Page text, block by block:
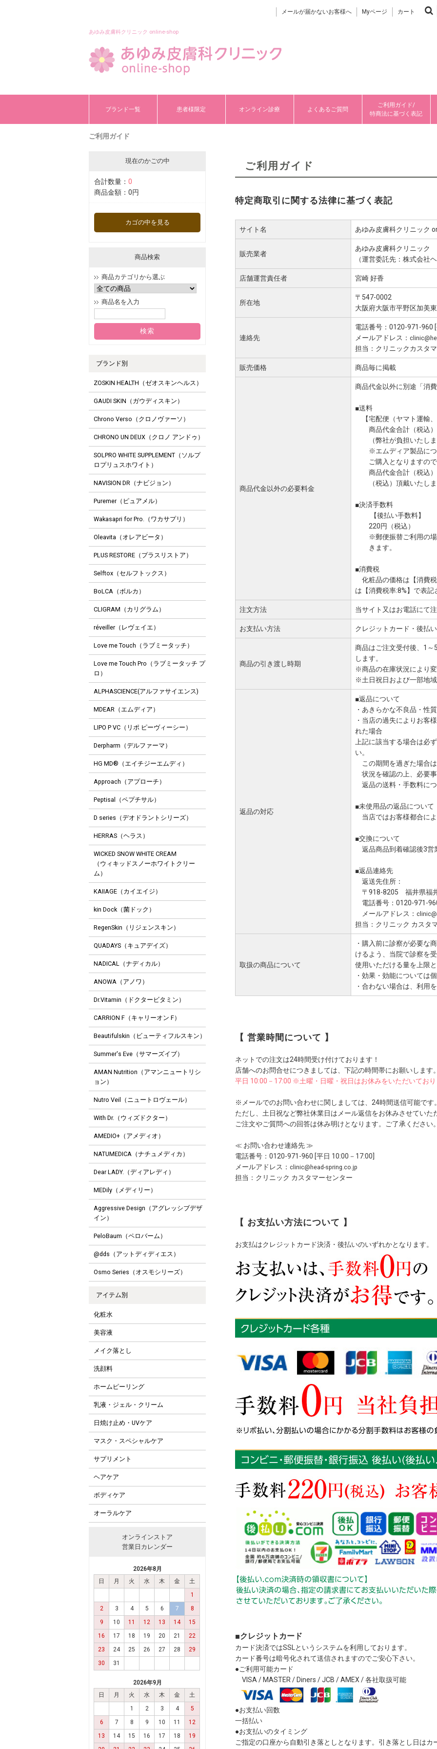
メールが届かないお客様へ Myページ カート
あゆみ皮膚科クリニック online-shop
ブランド一覧 患者様限定 オンライン診療 よくあるご質問
ご利用ガイド/
特商法に基づく表記
ご利用ガイド
現在のかごの中
合計数量： 0
商品金額： 0円
カゴの中を見る
商品検索
商品カテゴリから選ぶ
商品名を入力
ブランド別
ZOSKIN HEALTH（ゼオスキンヘルス）
GAUDI SKIN（ガウディスキン）
Chrono Verso（クロノヴァーソ）
CHRONO UN DEUX（クロノ アンドゥ）
SOLPRO WHITE SUPPLEMENT（ソルプ
ロプリュスホワイト）
NAVISION DR（ナビジョン）
Puremer（ピュアメル）
Wakasapri for Pro.（ワカサプリ）
Oleavita（オレアビータ）
PLUS RESTORE（プラスリストア）
Selftox（セルフトックス）
BoLCA（ボルカ）
CLIGRAM（カリグラム）
réveiller（レヴェイエ）
Love me Touch（ラブミータッチ）
Love me Touch Pro（ラブミータッチ プ
ロ）
ALPHASCIENCE(アルファサイエンス)
MDEAR（エムディア）
LIPO P VC（リポ ピーヴィーシー）
Derpharm（デルファーマ）
HG MD®（エイチジーエムディ）
Approach（アプローチ）
Peptisal（ペプチサル）
D series（デオドラントシリーズ）
HERRAS（ヘラス）
WICKED SNOW WHITE CREAM
（ウィキッドスノーホワイトクリー
ム）
KAIIAGE（カイエイジ）
kin Dock（菌ドック）
RegenSkin（リジェンスキン）
QUADAYS（キュアデイズ）
NADICAL（ナディカル）
ANOWA（アノワ）
Dr.Vitamin（ドクタービタミン）
CARRION F（キャリーオン F）
Beautifulskin（ビューティフルスキン）
Summer's Eve（サマーズイブ）
AMAN Nutrition（アマンニュートリシ
ョン）
Nutro Veil（ニュートロヴェール）
With Dr.（ウィズドクター）
AMEDIO+（アメディオ）
NATUMEDICA（ナチュメディカ）
Dear LADY.（ディアレディ）
MEDily（メディリー）
Aggressive Design（アグレッシブデザ
イン）
PeloBaum（ペロバーム）
@dds（アットディディエス）
Osmo Series（オスモシリーズ）
アイテム別
化粧水
美容液
メイク落とし
洗顔料
ホームピーリング
乳液・ジェル・クリーム
日焼け止め・UVケア
マスク・スペシャルケア
サプリメント
ヘアケア
ボディケア
オーラルケア
オンラインストア
営業日カレンダー
2026年8月
日
月 火 水 木 金
土
1
2
3 4 5 6 7
8
9
10 11 12 13 14
15
16
17 18 19 20 21
22
23
24 25 26 27 28
29
30
31
2026年9月
日
月 火 水 木 金
土
1
2 3 4
5
6
7 8 9 10 11
12
13
14 15 16 17 18
19
ご利用ガイド
特定商取引に関する法律に基づく表記
サイト名 あゆみ皮膚科クリニック
販売業者
あゆみ皮膚科クリニック
（運営委託先：株式会社
店舗運営責任者 宮崎 好香
所在地
〒547-0002
大阪府大阪市平野区加美
連絡先
電話番号：0120-971-960
メールアドレス：
担当：クリニックカスタ
販売価格 商品毎に掲載
商品代金以外の必要料金
商品代金以外に別途「消
■送料
【宅配便（ヤマト運輸、
商品代金合計（税込）
（弊社が負担いたしま
※エムディア製品につ
ご購入となりますので
商品代金合計（税込）
（税込）頂戴いたしま
■決済手数料
【後払い手数料】
220円（税込）
※郵便振替ご利用の場
きます。
■消費税
化粧品の価格は【消費
は【消費税率:8%】で表記
注文方法 当サイト又はお電話にて
お支払い方法 クレジットカード ・後払い
商品の引き渡し時期
商品はご注文受付後、1～
します。
※商品の在庫状況により
※土日祝日および一部地域
返品の対応
■返品について
・あきらかな不良品・性
・当店の過失によりお客
れた場合
上記に該当する場合は必
い。
この期間を過ぎた場合は
状況を確認の上、必要事
返品の送料・手数料につ
■未使用品の返品について
当店ではお客様都合によ
■交換について
返品商品到着確認後3営
■返品連絡先
返送先住所：
〒918-8205 福井県福
電話番号：0120-971-
メールアドレス：
担当：クリニック カスタ
取扱の商品について
・購入前に診察が必要な
けるよう、当院で診察を
使用いただける量を上限
・効果・効能については
・合わない場合は、利用
【 営業時間について 】
ネットでの注文は24時間受け付けております！
店舗へのお問合せにつきましては、下記の時間帯にお願いします。
平日 10:00－17:00 ※土曜・日曜・祝日はお休みをいただいており
※メールでのお問い合わせに関しましては、24時間送信可能です。
ただし、土日祝など弊社休業日はメール返信をお休みさせていた
ご注文やご質問への回答は休み明けとなります。ご了承ください。
≪ お問い合わせ連絡先 ≫
電話番号：0120-971-960 [平日 10:00－17:00]
メールアドレス： clinic@head-spring.co.jp
担当：クリニック カスタマーセンター
【 お支払い方法について 】
お支払はクレジットカード決済 ・後払いのいずれかとなります。
■クレジットカード
カード決済ではSSLというシステムを利用しております。
カード番号は暗号化されて送信されますのでご安心下さい。
●ご利用可能カード
VISA / MASTER / Diners / JCB / AMEX / 各社取扱可能
●お支払い回数
一括払い
●お支払いのタイミング
ご指定の口座から自動引き落としとなります。引き落とし日はカ